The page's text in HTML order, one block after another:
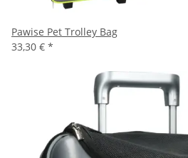
Pawise Pet Trolley Bag
33,30 € *